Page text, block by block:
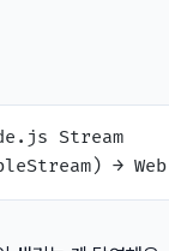
Stream